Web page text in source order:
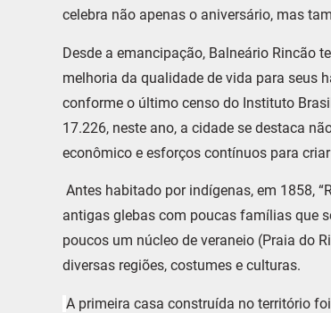
celebra não apenas o aniversário, mas
Desde a emancipação, Balneário Rincão
melhoria da qualidade de vida para seus
conforme o último censo do Instituto
17.226, neste ano, a cidade se destaca
econômico e esforços contínuos para
Antes habitado por indígenas, em 1858,
antigas glebas com poucas famílias que
poucos um núcleo de veraneio (Praia do
diversas regiões, costumes e culturas.
A primeira casa construída no território